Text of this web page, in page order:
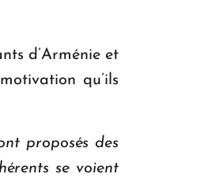
d’Arménie et
qu’ils
proposés des
se voient